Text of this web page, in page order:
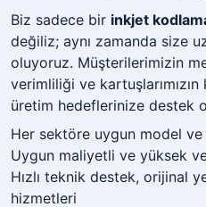
Biz sadece bir inkjet
değiliz; aynı zamanda size
oluyoruz. Müşterilerimizin
verimliliği ve
üretim hedeflerinize destek
Her sektöre uygun model
Uygun maliyetli ve yüksek
Hızlı teknik destek, orijinal
hizmetleri